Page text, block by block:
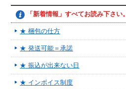
「新着情報」すべてお読み下さい。
★ 梱包の仕方
★ 発送可能＝承諾
★ 振込が出来ない日
★ インボイス制度